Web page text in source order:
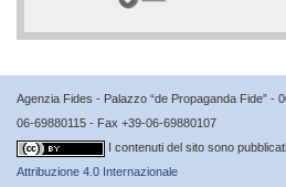
Agenzia Fides - Palazzo “de Propaganda Fide” -
06-69880115 - Fax +39-06-69880107
I contenuti del sito sono
Attribuzione 4.0 Internazionale